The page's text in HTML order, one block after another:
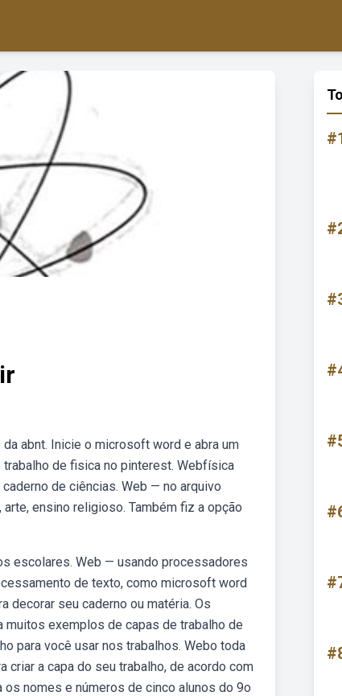
abnt. Inicie o microsoft word e abra um
de fisica no pinterest. Webfísica
de ciências. Web — no arquivo
ensino religioso. Também fiz a opção
escolares. Web — usando processadores
de texto, como microsoft word
decorar seu caderno ou matéria. Os
exemplos de capas de trabalho de
para você usar nos trabalhos. Webo toda
criar a capa do seu trabalho, de acordo com
nomes e números de cinco alunos do 9o